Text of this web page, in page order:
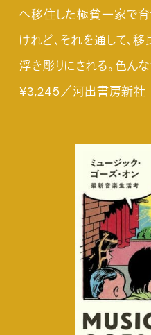
へ移住した極貧一家で
けれど、それを通して、
浮き彫りにされる。色ん
¥3,245／河出書房新社